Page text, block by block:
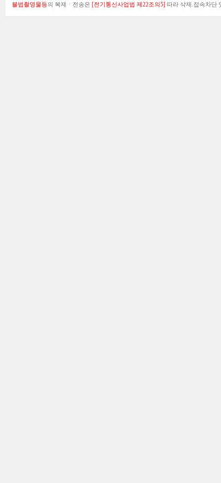
불법촬영물등의 복제ㆍ전송은 [전기통신사업법 제22조의5] 따라 삭제.접속차단